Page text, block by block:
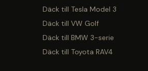
Däck till Tesla Model 3
Däck till VW Golf
Däck till BMW 3-serie
Däck till Toyota RAV4